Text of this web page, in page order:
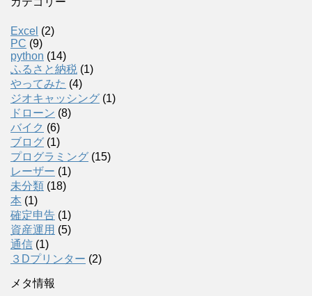
Excel (2)
PC (9)
python (14)
ふるさと納税 (1)
やってみた (4)
ジオキャッシング (1)
ドローン (8)
バイク (6)
ブログ (1)
プログラミング (15)
レーザー (1)
未分類 (18)
本 (1)
確定申告 (1)
資産運用 (5)
通信 (1)
３Dプリンター (2)
メタ情報